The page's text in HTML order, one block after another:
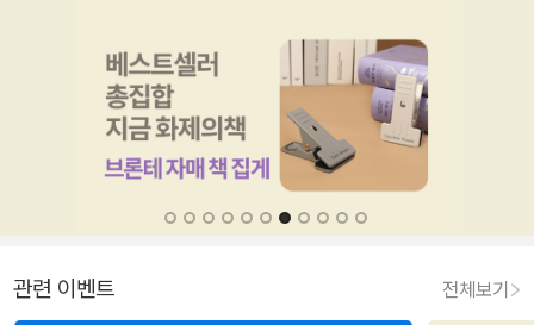
관련 이벤트 전체보기